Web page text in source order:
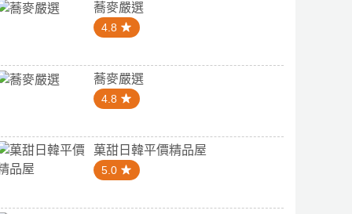
蕎麥嚴選
4.8
蕎麥嚴選
4.8
菓甜日韓平價精品屋
5.0